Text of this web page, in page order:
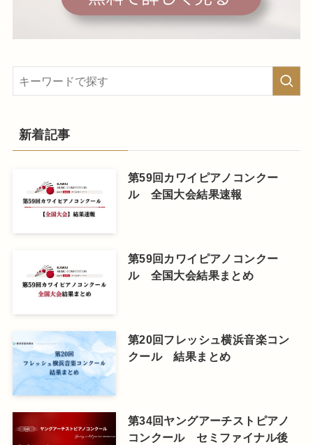
新着記事
第59回カワイピアノコンクー
ル 全国大会結果速報
第59回カワイピアノコンクー
ル 全国大会結果まとめ
第20回フレッシュ横浜音楽コン
クール 結果まとめ
第34回ヤングアーチストピアノ
コンクール セミファイナル後